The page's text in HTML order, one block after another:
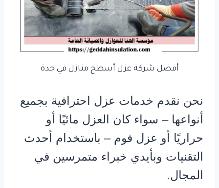
أفضل شركة عزل أسطح منازل في جدة
نحن نقدم خدمات عزل احترافية بجميع
أنواعها – سواء كان العزل مائيًا أو
حراريًا أو عزل فوم – باستخدام أحدث
التقنيات وبأيدي خبراء متمرسين في
المجال.